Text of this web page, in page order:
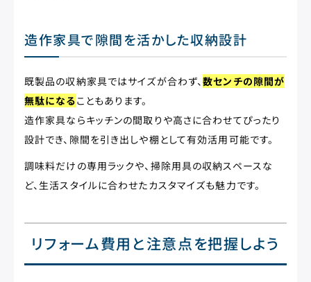
造作家具で隙間を活かした収納設計
既製品の収納家具ではサイズが合わず、数センチの隙間が
無駄になることもあります。
造作家具ならキッチンの間取りや高さに合わせてぴったり
設計でき、隙間を引き出しや棚として有効活用可能です。
調味料だけの専用ラックや、掃除用具の収納スペースな
ど、生活スタイルに合わせたカスタマイズも魅力です。
リフォーム費用と注意点を把握しよう